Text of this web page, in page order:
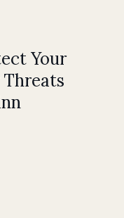
Your